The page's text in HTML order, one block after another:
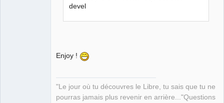
devel
Enjoy !
"Le jour où tu découvres le Libre, tu sais que tu ne
pourras jamais plus revenir en arrière..."Questions